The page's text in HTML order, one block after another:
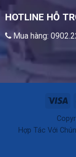
HOTLINE HỖ
Mua hàng:
Hợp Tác Với